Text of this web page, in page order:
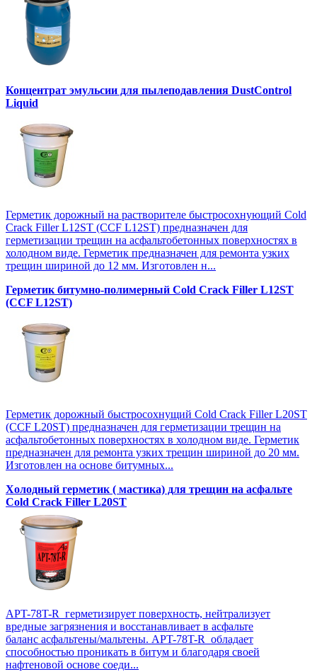
Концентрат эмульсии для пылеподавления DustControl
Liquid
Герметик дорожный на растворителе быстросохнующий Cold
Crack Filler L12SТ (CCF L12SТ) предназначен для
герметизации трещин на асфальтобетонных поверхностях в
холодном виде. Герметик предназначен для ремонта узких
трещин шириной до 12 мм. Изготовлен н...
Герметик битумно-полимерный Cold Crack Filler L12SТ
(CCF L12SТ)
Герметик дорожный быстросохнущий Cold Crack Filler L20SТ
(CCF L20SТ) предназначен для герметизации трещин на
асфальтобетонных поверхностях в холодном виде. Герметик
предназначен для ремонта узких трещин шириной до 20 мм.
Изготовлен на основе битумных...
Холодный герметик ( мастика) для трещин на асфальте
Cold Crack Filler L20SТ
APT-78T-R герметизирует поверхность, нейтрализует
вредные загрязнения и восстанавливает в асфальте
баланс асфальтены/мальтены. APT-78T-R обладает
способностью проникать в битум и благодаря своей
нафтеновой основе соеди...